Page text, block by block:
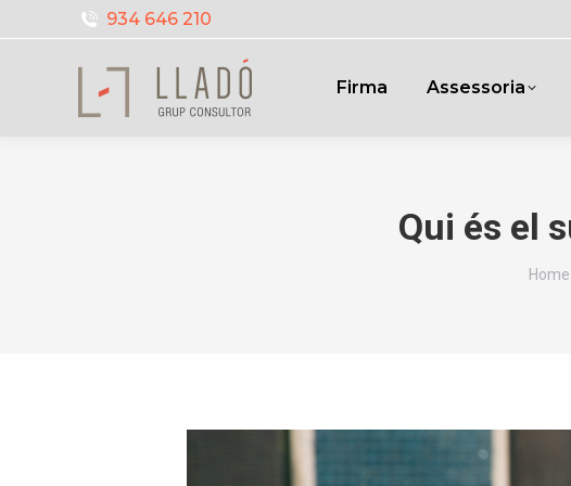
934 646 210
Firma Assessoria
Qui és el
You
Home